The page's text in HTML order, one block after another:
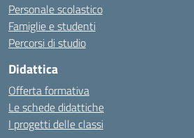
Personale scolastico
Famiglie e studenti
Percorsi di studio
Didattica
Offerta formativa
Le schede didattiche
I progetti delle classi